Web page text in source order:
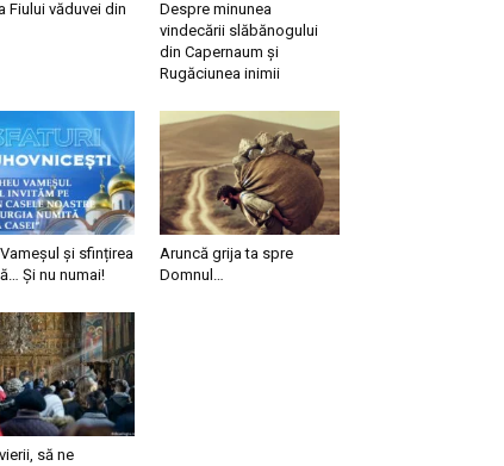
Fiului văduvei din
Despre minunea
vindecării slăbănogului
din Capernaum și
Rugăciunea inimii
și sfințirea
Și nu numai!
Aruncă grija ta spre
Domnul…
să ne